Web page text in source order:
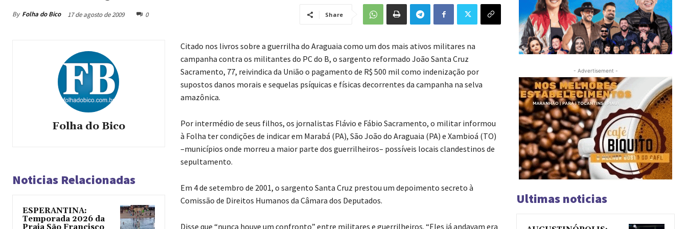
By Folha do Bico 17 de agosto de 2009 0 Share
Folha do Bico
Noticias Relacionadas
ESPERANTINA:
Temporada 2026 da
Citado nos livros sobre a guerrilha do Araguaia como um dos mais ativos militares na
campanha contra os militantes do PC do B, o sargento reformado João Santa Cruz
Sacramento, 77, reivindica da União o pagamento de R$ 500 mil como indenização por
supostos danos morais e sequelas psíquicas e físicas decorrentes da campanha na selva
amazônica.
Por intermédio de seus filhos, os jornalistas Flávio e Fábio Sacramento, o militar informou
à Folha ter condições de indicar em Marabá (PA), São João do Araguaia (PA) e Xambioá (TO)
–municípios onde morreu a maior parte dos guerrilheiros– possíveis locais clandestinos de
sepultamento.
Em 4 de setembro de 2001, o sargento Santa Cruz prestou um depoimento secreto à
Comissão de Direitos Humanos da Câmara dos Deputados.
Disse que “nunca houve um confronto” entre militares e guerrilheiros. “Eles já andavam era
- Advertisement -
Ultimas noticias